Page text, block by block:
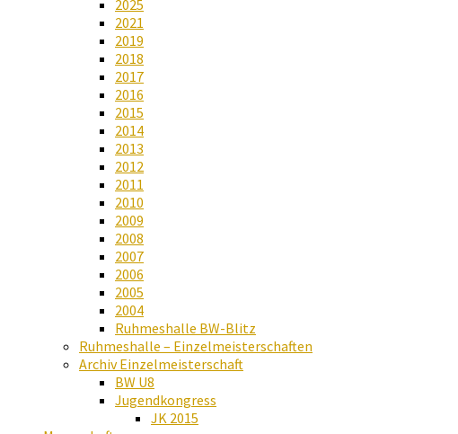
2025
2021
2019
2018
2017
2016
2015
2014
2013
2012
2011
2010
2009
2008
2007
2006
2005
2004
Ruhmeshalle BW-Blitz
Ruhmeshalle – Einzelmeisterschaften
Archiv Einzelmeisterschaft
BW U8
Jugendkongress
JK 2015